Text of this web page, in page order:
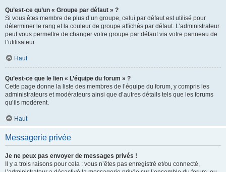
Qu’est-ce qu’un « Groupe par défaut » ?
Si vous êtes membre de plus d’un groupe, celui par défaut est utilisé pour
déterminer le rang et la couleur de groupe affichés par défaut. L’administrateur
peut vous permettre de changer votre groupe par défaut via votre panneau de
l’utilisateur.
Haut
Qu’est-ce que le lien « L’équipe du forum » ?
Cette page donne la liste des membres de l’équipe du forum, y compris les
administrateurs et modérateurs ainsi que d’autres détails tels que les forums
qu’ils modèrent.
Haut
Messagerie privée
Je ne peux pas envoyer de messages privés !
Il y a trois raisons pour cela : vous n’êtes pas enregistré et/ou connecté,